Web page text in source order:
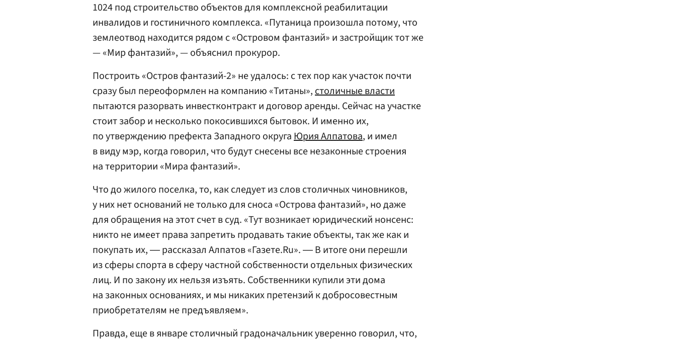
1024 под строительство объектов для комплексной реабилитации
инвалидов и гостиничного комплекса. «Путаница произошла потому, что
землеотвод находится рядом с «Островом фантазий» и застройщик тот же
— «Мир фантазий», — объяснил прокурор.
Построить «Остров фантазий-2» не удалось: с тех пор как участок почти
сразу был переоформлен на компанию «Титаны»,столичные власти
пытаются разорвать инвестконтракт и договор аренды. Сейчас на участке
стоит забор и несколько покосившихся бытовок. И именно их,
по утверждению префекта Западного округаЮрия Алпатова, и имел
в виду мэр, когда говорил, что будут снесены все незаконные строения
на территории «Мира фантазий».
Что до жилого поселка, то, как следует из слов столичных чиновников,
у них нет оснований не только для сноса «Острова фантазий», но даже
для обращения на этот счет в суд. «Тут возникает юридический нонсенс:
никто не имеет права запретить продавать такие объекты, так же как и
покупать их, ― рассказал Алпатов «Газете.Ru». ― В итоге они перешли
из сферы спорта в сферу частной собственности отдельных физических
лиц. И по закону их нельзя изъять. Собственники купили эти дома
на законных основаниях, и мы никаких претензий к добросовестным
приобретателям не предъявляем».
Правда, еще в январе столичный градоначальник уверенно говорил, что,